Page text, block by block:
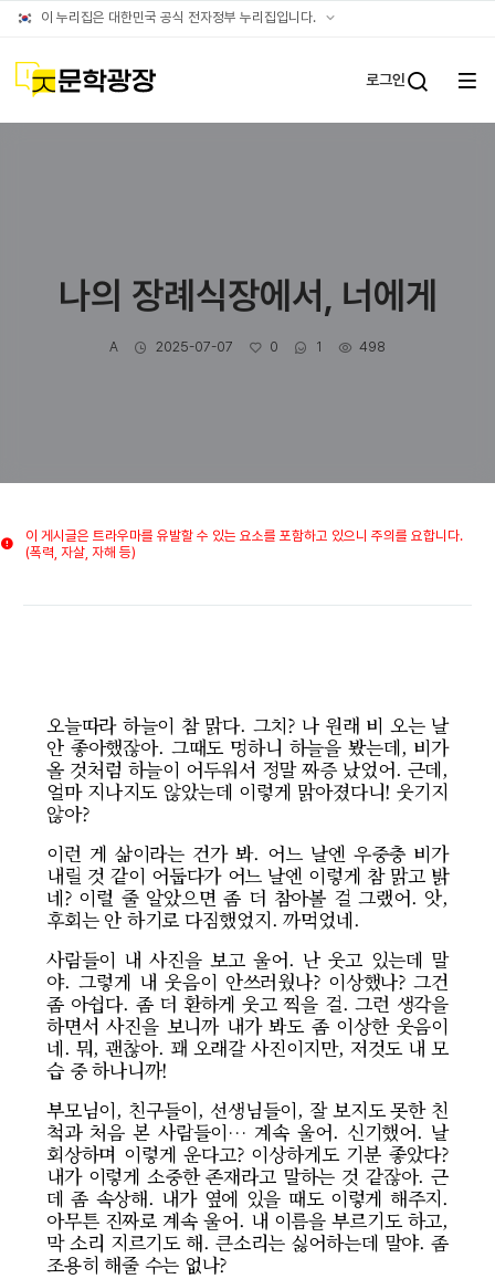
이 누리집은 대한민국 공식 전자정부 누리집입니다. 공식
문학광장 로그인
전체
나의 장례식장에서, 너에게
작성자
A 작성일
2025-07-07 좋아요
0 댓글수
1 조회수
498
이 게시글은 트라우마를 유발할 수 있는 요소를 포함하고 있으니 주의를 요합니다.
(폭력, 자살, 자해 등)
오늘따라 하늘이 참 맑다. 그치? 나 원래 비 오는 날
안 좋아했잖아. 그때도 멍하니 하늘을 봤는데, 비가
올 것처럼 하늘이 어두워서 정말 짜증 났었어. 근데,
얼마 지나지도 않았는데 이렇게 맑아졌다니! 웃기지
않아?
이런 게 삶이라는 건가 봐. 어느 날엔 우중충 비가
내릴 것 같이 어둡다가 어느 날엔 이렇게 참 맑고 밝
네? 이럴 줄 알았으면 좀 더 참아볼 걸 그랬어. 앗,
후회는 안 하기로 다짐했었지. 까먹었네.
사람들이 내 사진을 보고 울어. 난 웃고 있는데 말
야. 그렇게 내 웃음이 안쓰러웠나? 이상했나? 그건
좀 아쉽다. 좀 더 환하게 웃고 찍을 걸. 그런 생각을
하면서 사진을 보니까 내가 봐도 좀 이상한 웃음이
네. 뭐, 괜찮아. 꽤 오래갈 사진이지만, 저것도 내 모
습 중 하나니까!
부모님이, 친구들이, 선생님들이, 잘 보지도 못한 친
척과 처음 본 사람들이… 계속 울어. 신기했어. 날
회상하며 이렇게 운다고? 이상하게도 기분 좋았다?
내가 이렇게 소중한 존재라고 말하는 것 같잖아. 근
데 좀 속상해. 내가 옆에 있을 때도 이렇게 해주지.
아무튼 진짜로 계속 울어. 내 이름을 부르기도 하고,
막 소리 지르기도 해. 큰소리는 싫어하는데 말야. 좀
조용히 해줄 수는 없나?